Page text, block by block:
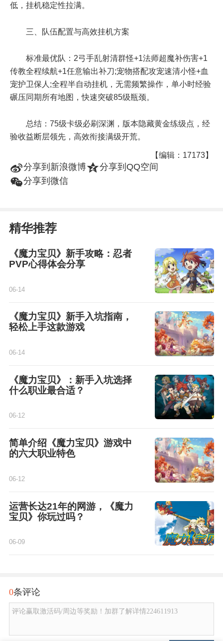
低，挂机稳定性拉满。
三、队伍配置与高效挂机方案
标准最优队：2弓手乱射清群怪+1法师超魔补伤害+1
传教全程续航+1任意输出补刀;宠物搭配攻宠速清小怪+血
宠护卫保人;全程半自动挂机，无需频繁操作，单小时经验
碾压同期所有地图，快速突破85级瓶颈。
总结：75级卡级必刷深渊，版本隐藏黄金练级点，经
验收益断层领先，高效衔接满级开荒。
【编辑：17173】
t分享到新浪微博z分享到QQ空间
w分享到微信
精华推荐
《魔力宝贝》新手攻略：忍者
PVP心得体会分享
06-14
《魔力宝贝》新手入坑指南，
轻松上手这款游戏
06-14
《魔力宝贝》：新手入坑选择
什么职业最合适？
06-12
简单介绍《魔力宝贝》游戏中
的六大职业特色
06-12
运营长达21年的网游，《魔力
宝贝》你玩过吗？
06-09
0条评论
评论赢取激活码/周边等奖励！加群了解详情224611913